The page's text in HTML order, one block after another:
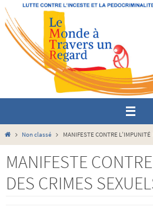
Passer
vers
contenu
HomeNon classé MANIFESTE CONTRE
MANIFESTE
DES CRIMES